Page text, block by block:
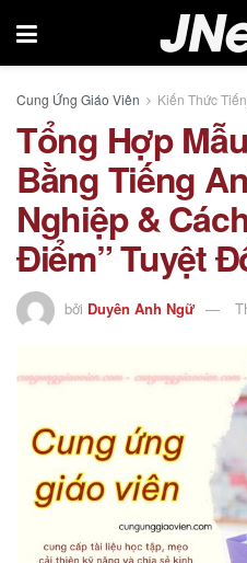
Cung Ứng Giáo Viên Kiến Thức
Tổng Hợp
Bằng Tiếng
Nghiệp &
Điểm” Tuyệt
bởi Duyên Anh Ngữ